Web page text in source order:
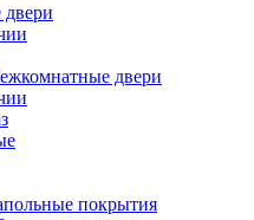
двери
покрытия